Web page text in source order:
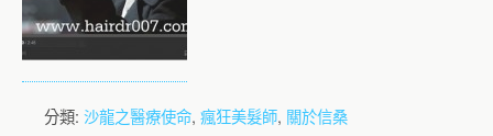
分類: 沙龍之醫療使命, 瘋狂美髮師, 關於信桑